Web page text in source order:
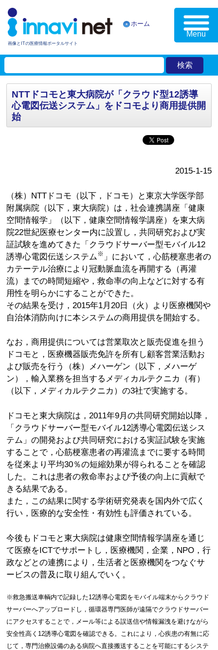
画像とITの医療情報ポータルサイト
ホーム
Menu
NTTドコモと東大病院が「クラウド型12誘導
心電図伝送システム」をドコモより商用提供開
始
2015-1-15
（株）NTTドコモ（以下，ドコモ）と東京大学医学部
附属病院（以下，東大病院）は，社会連携講座「健康
空間情報学」（以下，健康空間情報学講座）を東大病
院22世紀医療センター内に設置し，共同研究および実
証試験を進めてきた「クラウドサーバー型モバイル12
誘導心電図伝送システム ※ 」において，心筋梗塞患者の
カテーテル治療により冠動脈血流を再開する（再灌
流）までの時間短縮や，救命率の向上などに対する有
用性を明らかにすることができた。
その結果を受け，2015年1月20日（火）より医療機関や
自治体消防向けに本システムの商用提供を開始する。
なお，商用提供については営業取次と販売促進を担う
ドコモと，医療機器販売免許を所有し顧客営業活動お
よび販売を行う（株）メハーゲン（以下，メハーゲ
ン），輸入業務を担当するメディカルテクニカ（有）
（以下，メディカルテクニカ）の3社で実施する。
ドコモと東大病院は，2011年9月の共同研究開始以降，
「クラウドサーバー型モバイル12誘導心電図伝送シス
テム」の開発および共同研究における実証試験を実施
することで，心筋梗塞患者の再灌流までに要する時間
を従来より平均30％の短縮効果が得られることを確認
した。これは患者の救命率および予後の向上に貢献で
きる結果である。
また，この結果に関する学術研究発表を国内外で広く
行い，医療的な安全性・有効性も評価されている。
今後もドコモと東大病院は健康空間情報学講座を通じ
て医療をICTでサポートし，医療機関，企業，NPO，行
政などとの連携により，生活者と医療機関をつなぐサ
ービスの普及に取り組んでいく。
※救急搬送車輌内で記録した12誘導心電図をモバイル端末からクラウド
サーバーへアップロードし，循環器専門医師が遠隔でクラウドサーバー
にアクセスすることで，メール等による誤送信や情報漏洩を避けながら
安全性高く12誘導心電図を確認できる。これにより，心疾患の有無に応
じて，専門治療設備のある病院へ直接搬送することを可能にするシステ